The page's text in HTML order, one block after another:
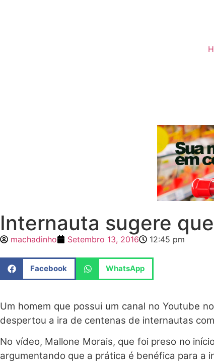
Internauta sugere
machadinho Setembro 13, 2016 12:45 pm
Facebook WhatsApp
Um homem que possui um canal no Youtube
despertou a ira de centenas de internautas
No vídeo, Mallone Morais, que foi preso no
argumentando que a prática é benéfica para a